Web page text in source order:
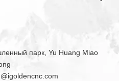
парк, Yu Huang Miao